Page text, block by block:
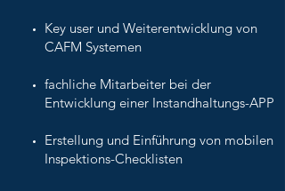
Key user und Weiterentwicklung von
CAFM Systemen
fachliche Mitarbeiter bei der
Entwicklung einer Instandhaltungs-APP
Erstellung und Einführung von mobilen
Inspektions-Checklisten